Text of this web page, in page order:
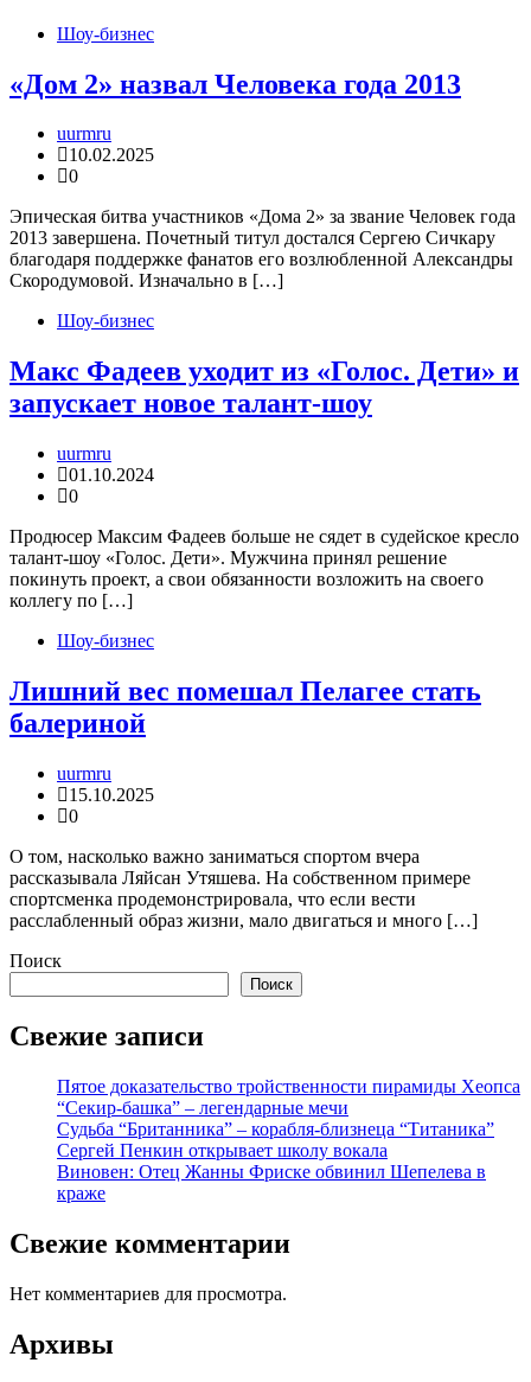
Шоу-бизнес
«Дом 2» назвал Человека года 2013
uurmru
10.02.2025
0
Эпическая битва участников «Дома 2» за звание Человек года
2013 завершена. Почетный титул достался Сергею Сичкару
благодаря поддержке фанатов его возлюбленной Александры
Скородумовой. Изначально в […]
Шоу-бизнес
Макс Фадеев уходит из «Голос. Дети» и
запускает новое талант-шоу
uurmru
01.10.2024
0
Продюсер Максим Фадеев больше не сядет в судейское кресло
талант-шоу «Голос. Дети». Мужчина принял решение
покинуть проект, а свои обязанности возложить на своего
коллегу по […]
Шоу-бизнес
Лишний вес помешал Пелагее стать
балериной
uurmru
15.10.2025
0
О том, насколько важно заниматься спортом вчера
рассказывала Ляйсан Утяшева. На собственном примере
спортсменка продемонстрировала, что если вести
расслабленный образ жизни, мало двигаться и много […]
Поиск
Поиск
Свежие записи
Пятое доказательство тройственности пирамиды Хеопса
“Секир-башка” – легендарные мечи
Судьба “Британника” – корабля-близнеца “Титаника”
Сергей Пенкин открывает школу вокала
Виновен: Отец Жанны Фриске обвинил Шепелева в
краже
Свежие комментарии
Нет комментариев для просмотра.
Архивы